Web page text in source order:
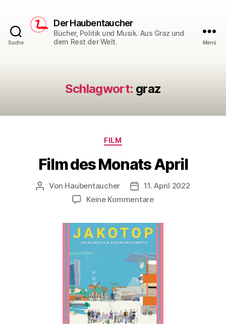
Suche
Der Haubentaucher
Bücher, Politik und Musik. Aus Graz und
dem Rest der Welt.
Menü
Schlagwort: graz
Kategorien
FILM
Film des Monats April
Beitragsautor
Von Haubentaucher Veröffentlichungsdatum
11. April 2022
Keine Kommentarezu
des
Monats